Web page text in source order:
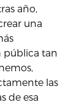
año,
una
pública tan
las
de esa